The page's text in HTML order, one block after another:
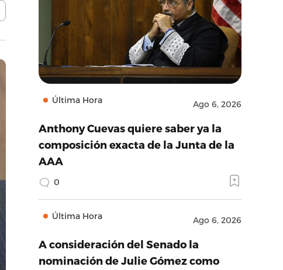
Última Hora Ago 6, 2026
Anthony Cuevas quiere saber ya la
composición exacta de la Junta de la
AAA
0
Última Hora Ago 6, 2026
A consideración del Senado la
nominación de Julie Gómez como